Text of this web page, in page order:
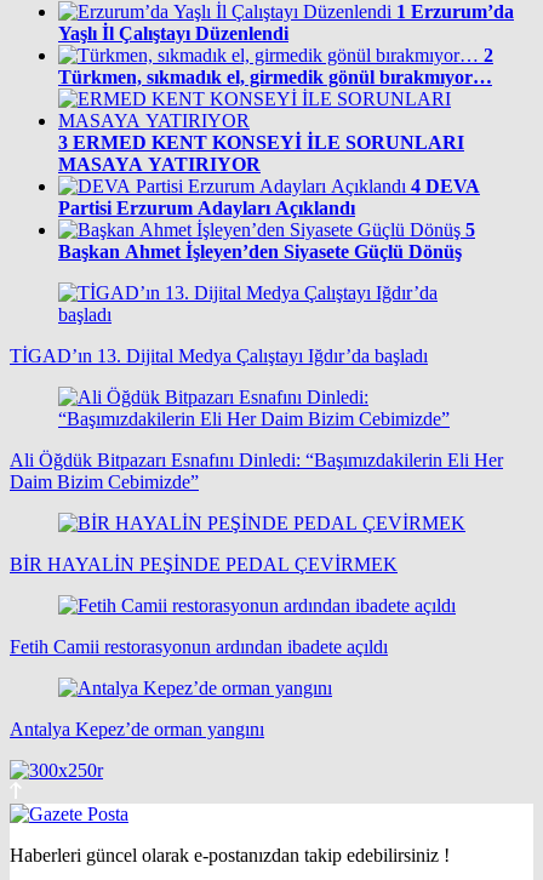
1 Erzurum’da
Yaşlı İl Çalıştayı Düzenlendi
2
Türkmen, sıkmadık el, girmedik gönül bırakmıyor…
3 ERMED KENT KONSEYİ İLE SORUNLARI
MASAYA YATIRIYOR
4 DEVA
Partisi Erzurum Adayları Açıklandı
5
Başkan Ahmet İşleyen’den Siyasete Güçlü Dönüş
TİGAD’ın 13. Dijital Medya Çalıştayı Iğdır’da başladı
Ali Öğdük Bitpazarı Esnafını Dinledi: “Başımızdakilerin Eli Her
Daim Bizim Cebimizde”
BİR HAYALİN PEŞİNDE PEDAL ÇEVİRMEK
Fetih Camii restorasyonun ardından ibadete açıldı
Antalya Kepez’de orman yangını
Haberleri güncel olarak e-postanızdan takip edebilirsiniz !